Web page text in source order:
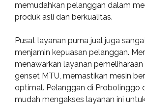
memudahkan pelanggan dalam
produk asli dan berkualitas.
Pusat layanan purna jual juga
menjamin kepuasan pelanggan.
menawarkan layanan
genset MTU, memastikan mesin
optimal. Pelanggan di Probolinggo
mudah mengakses layanan ini